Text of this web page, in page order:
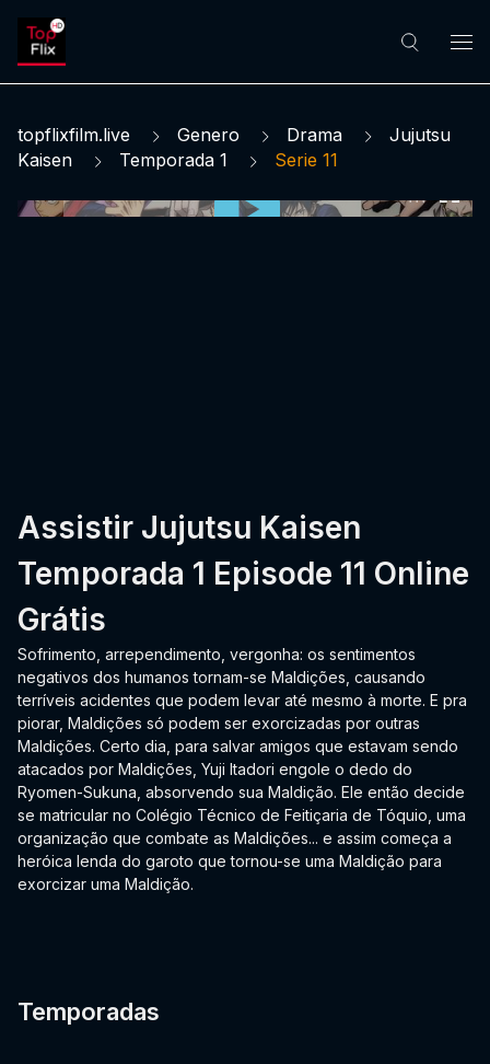
topflixfilm.live Genero Drama
Jujutsu
Kaisen
Temporada 1 Serie 11
Assistir Jujutsu Kaisen
Temporada 1 Episode 11 Online
Grátis
Sofrimento, arrependimento, vergonha: os sentimentos
negativos dos humanos tornam-se Maldições, causando
terríveis acidentes que podem levar até mesmo à morte. E pra
piorar, Maldições só podem ser exorcizadas por outras
Maldições. Certo dia, para salvar amigos que estavam sendo
atacados por Maldições, Yuji Itadori engole o dedo do
Ryomen-Sukuna, absorvendo sua Maldição. Ele então decide
se matricular no Colégio Técnico de Feitiçaria de Tóquio, uma
organização que combate as Maldições... e assim começa a
heróica lenda do garoto que tornou-se uma Maldição para
exorcizar uma Maldição.
Temporadas